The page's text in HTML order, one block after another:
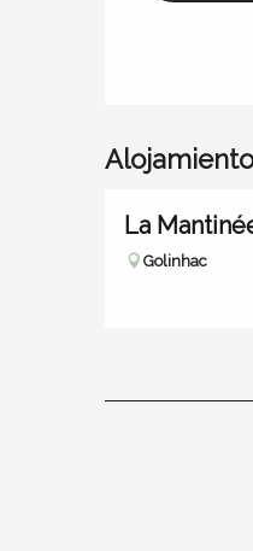
Alojamiento
La
Golinhac